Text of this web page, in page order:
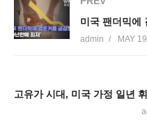
미국 팬더믹에
admin MAY